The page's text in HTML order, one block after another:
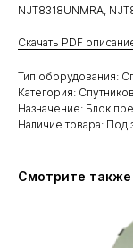
NJT8318UNMRА,
Скачать PDF
Тип оборудования:
Категория:
Назначение: Блок
Наличие товара: Под
Смотрите также